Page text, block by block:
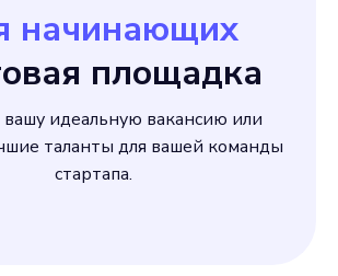
начинающих
площадка
вашу идеальную вакансию или
таланты для вашей команды
стартапа.